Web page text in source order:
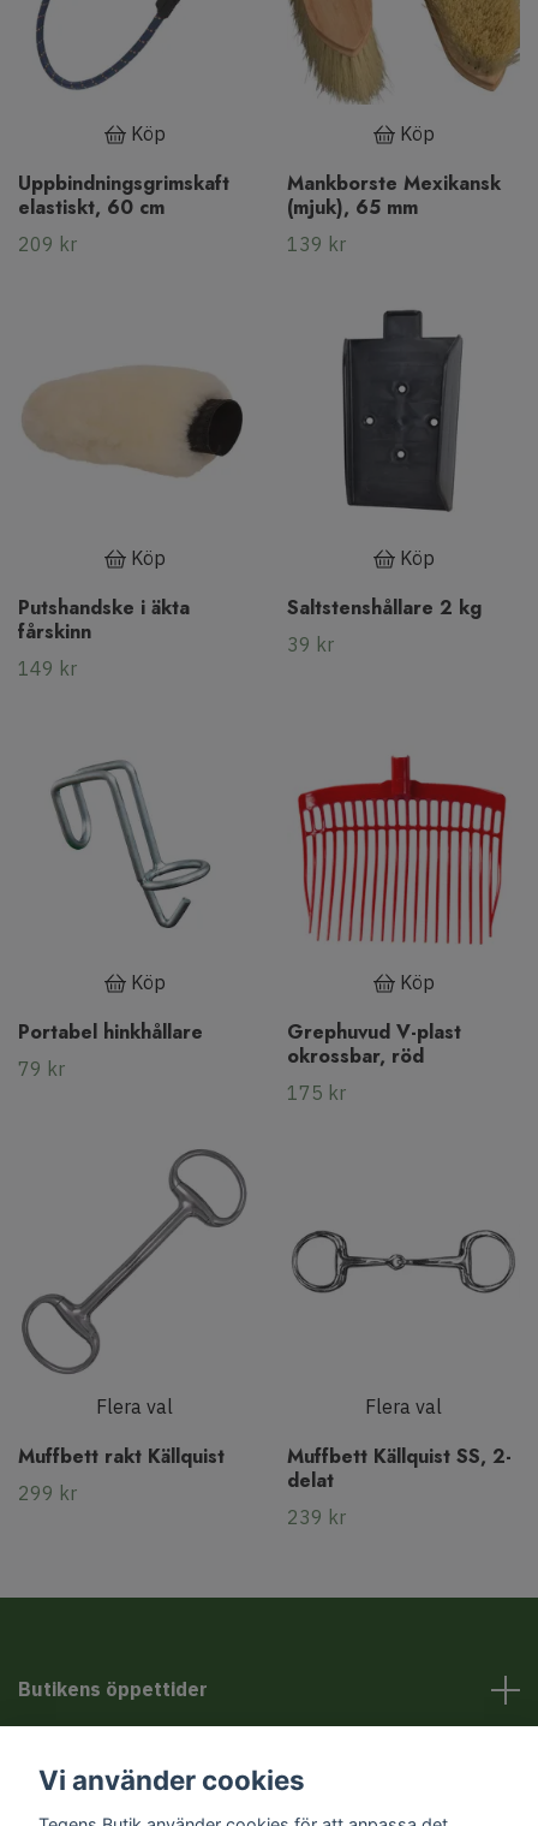
Köp
Uppbindningsgrimskaft
elastiskt, 60 cm
209 kr
Köp
Mankborste Mexikansk
(mjuk), 65 mm
139 kr
Köp
Putshandske i äkta
fårskinn
149 kr
Köp
Saltstenshållare 2 kg
39 kr
Köp
Portabel hinkhållare
79 kr
Köp
Grephuvud V-plast
okrossbar, röd
175 kr
Flera val
Muffbett rakt Källquist
299 kr
Flera val
Muffbett Källquist SS, 2-
delat
239 kr
Butikens öppettider
Vi använder cookies